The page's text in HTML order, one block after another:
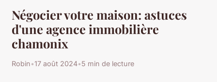
Négocier votre maison: astuces
d'une agence immobilière
chamonix
Robin•17 août 2024•5 min de lecture